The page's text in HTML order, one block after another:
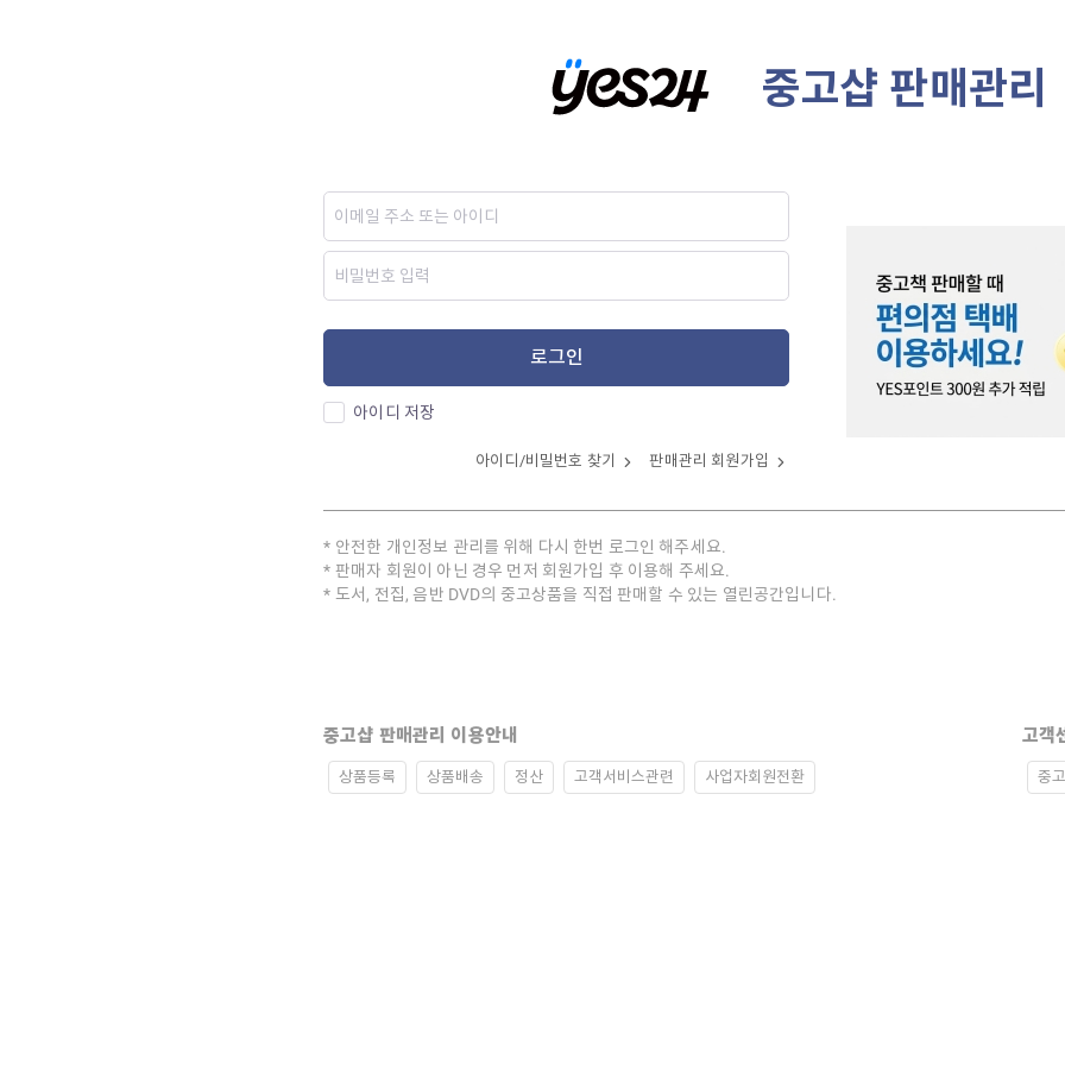
중고샵 판매관리
로그인
아이디 저장
아이디/비밀번호 찾기 판매관리 회원가입
안전한 개인정보 관리를 위해 다시 한번 로그인 해주세요.
판매자 회원이 아닌 경우 먼저 회원가입 후 이용해 주세요.
도서, 전집, 음반 DVD의 중고상품을 직접 판매할 수 있는 열린공간입니다.
중고샵 판매관리 이용안내
상품등록 상품배송 정산 고객서비스관련 사업자회원전환
고객
중